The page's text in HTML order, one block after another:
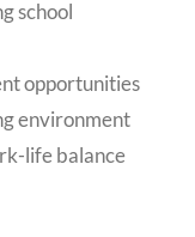
school
opportunities
environment
life balance